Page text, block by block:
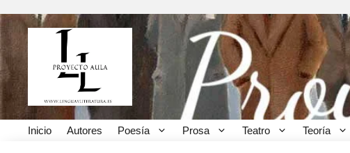
contenido
Inicio Autores Poesía Prosa Teatro Teoría